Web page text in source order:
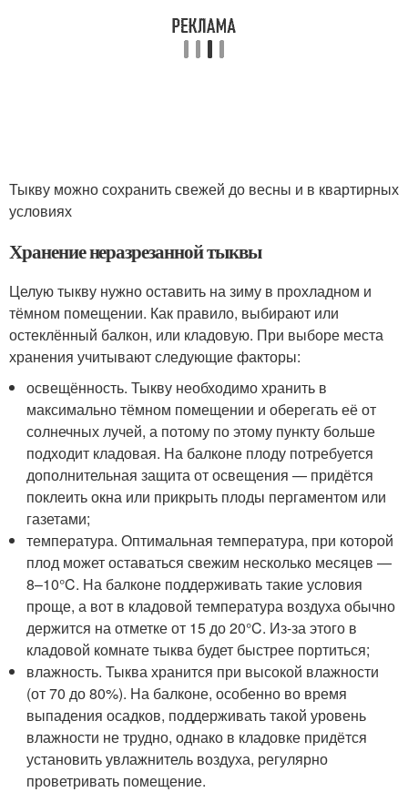
Тыкву можно сохранить свежей до весны и в квартирных
условиях
Хранение неразрезанной тыквы
Целую тыкву нужно оставить на зиму в прохладном и
тёмном помещении. Как правило, выбирают или
остеклённый балкон, или кладовую. При выборе места
хранения учитывают следующие факторы:
освещённость. Тыкву необходимо хранить в
максимально тёмном помещении и оберегать её от
солнечных лучей, а потому по этому пункту больше
подходит кладовая. На балконе плоду потребуется
дополнительная защита от освещения — придётся
поклеить окна или прикрыть плоды пергаментом или
газетами;
температура. Оптимальная температура, при которой
плод может оставаться свежим несколько месяцев —
8–10°C. На балконе поддерживать такие условия
проще, а вот в кладовой температура воздуха обычно
держится на отметке от 15 до 20°C. Из-за этого в
кладовой комнате тыква будет быстрее портиться;
влажность. Тыква хранится при высокой влажности
(от 70 до 80%). На балконе, особенно во время
выпадения осадков, поддерживать такой уровень
влажности не трудно, однако в кладовке придётся
установить увлажнитель воздуха, регулярно
проветривать помещение.